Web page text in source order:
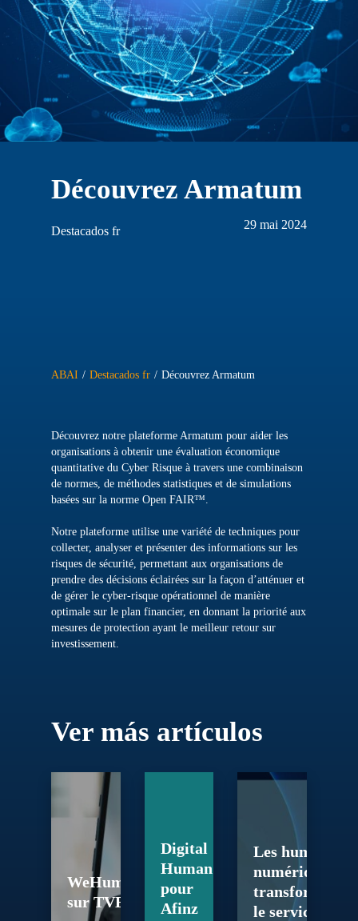
Découvrez Armatum
29 mai 2024
Destacados fr
ABAI / Destacados fr / Découvrez Armatum
Découvrez notre plateforme Armatum pour aider les
organisations à obtenir une évaluation économique
quantitative du Cyber Risque à travers une combinaison
de normes, de méthodes statistiques et de simulations
basées sur la norme Open FAIR™.
Notre plateforme utilise une variété de techniques pour
collecter, analyser et présenter des informations sur les
risques de sécurité, permettant aux organisations de
prendre des décisions éclairées sur la façon d’atténuer et
de gérer le cyber-risque opérationnel de manière
optimale sur le plan financier, en donnant la priorité aux
mesures de protection ayant le meilleur retour sur
investissement.
Ver más artículos
WeHumans
sur TVE
Digital
Human
pour
Afinz
Les humains
numériques
transforment
le service à